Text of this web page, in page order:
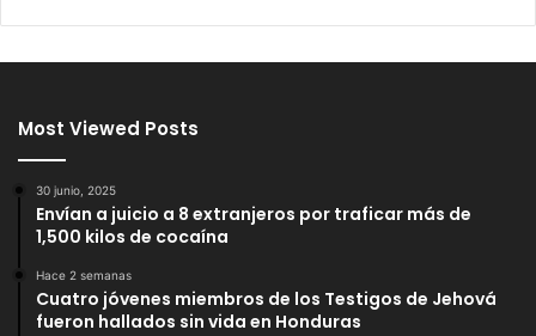
Most Viewed Posts
30 junio, 2025
Envían a juicio a 8 extranjeros por traficar más de
1,500 kilos de cocaína
Hace 2 semanas
Cuatro jóvenes miembros de los Testigos de Jehová
fueron hallados sin vida en Honduras